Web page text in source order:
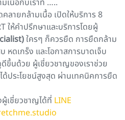
เนื้อกับเราที่ …..
ลายกล้ามเนื้อ เปิดให้บริการ 8
ให้คำปรึกษาและบริการโดยผู้
ใครๆ ก็ควรยืด การยืดกล้าม
หดเกร็ง และโอกาสการบาดเจ็บ
ขึ้นด้วย ผู้เชี่ยวชาญของเราช่วย
ประโยชน์สูงสุด ผ่านเทคนิคการยืด
เชี่ยวชาญได้ที่ LINE